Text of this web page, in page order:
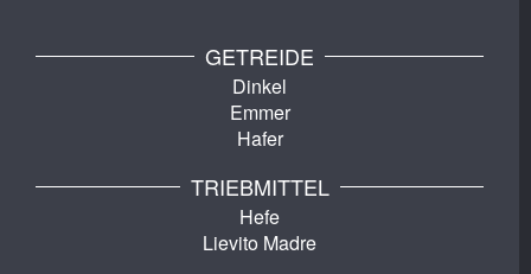
GETREIDE
Dinkel
Emmer
Hafer
TRIEBMITTEL
Hefe
Lievito Madre